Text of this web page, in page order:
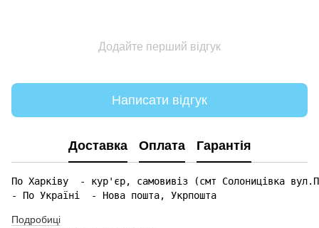
Додайте перший відгук
Написати відгук
Доставка Оплата Гарантія
По Харківу  - кур'єр, самовивіз (смт Солоницівка
- По Україні  - Нова пошта, Укрпошта
Подробиці